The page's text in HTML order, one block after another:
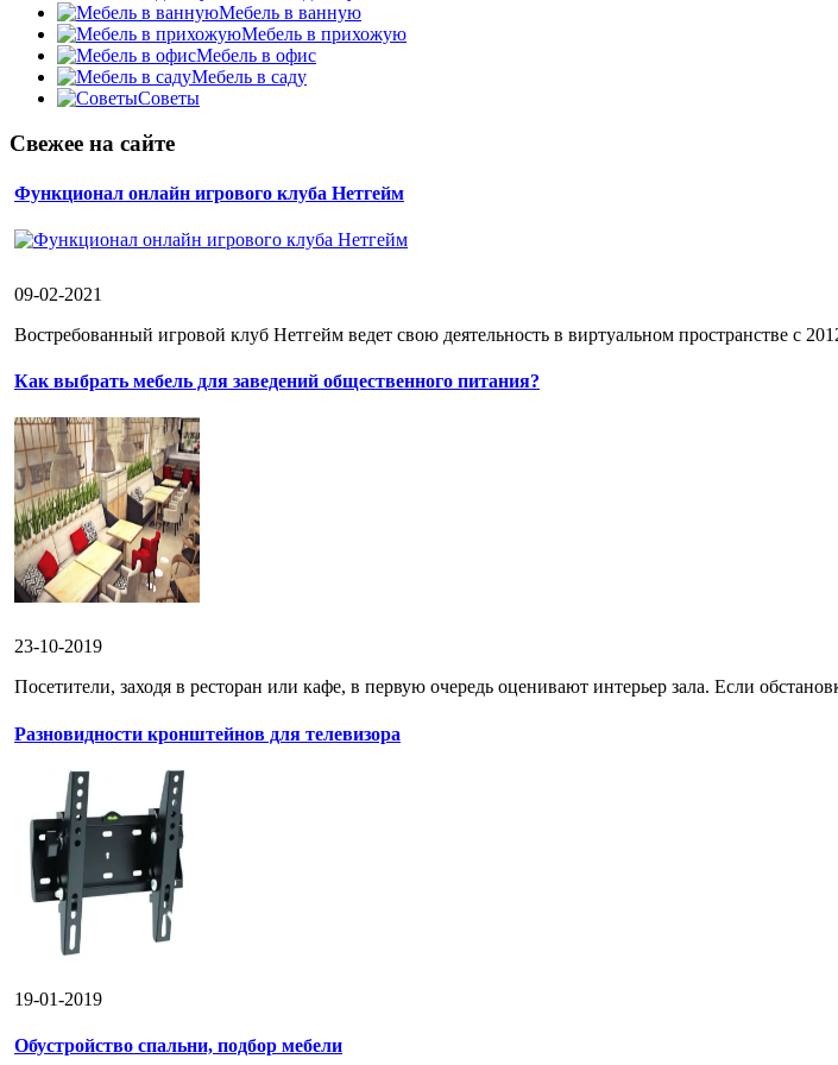
Мебель в ванную
Мебель в прихожую
Мебель в офис
Мебель в саду
Советы
Свежее на сайте
Функционал онлайн игрового клуба Нетгейм
09-02-2021
Востребованный игровой клуб Нетгейм ведет свою деятельность в виртуальном пространстве с
Как выбрать мебель для заведений общественного питания?
23-10-2019
Посетители, заходя в ресторан или кафе, в первую очередь оценивают интерьер зала. Если
Разновидности кронштейнов для телевизора
19-01-2019
Обустройство спальни, подбор мебели